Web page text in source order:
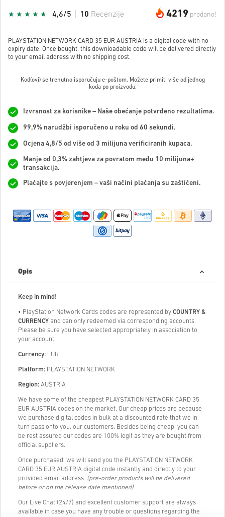
4219 prodano!
4,6/5 10 Recenzije
PLAYSTATION NETWORK CARD 35 EUR AUSTRIA is a digital code with no
expiry date. Once bought, this downloadable code will be delivered directly
to your email address with no shipping cost.
Kod(ovi) se trenutno isporučuju e-poštom. Možete primiti više od jednog
koda po proizvodu.
Izvrsnost za korisnike – Naše obećanje potvrđeno rezultatima.
99,9% narudžbi isporučeno u roku od 60 sekundi.
Ocjena 4,8/5 od više od 3 milijuna verificiranih kupaca.
Manje od 0,3% zahtjeva za povratom među 10 milijuna+
transakcija.
Plaćajte s povjerenjem – vaši načini plaćanja su zaštićeni.
Opis
Keep in mind!
• PlayStation Network Cards codes are represented by COUNTRY &
CURRENCY and can only redeemed via corresponding accounts.
Please be sure you have selected appropriately in association to
your account.
Currency: EUR
Platform: PLAYSTATION NETWORK
Region: AUSTRIA
We have some of the cheapest PLAYSTATION NETWORK CARD 35
EUR AUSTRIA codes on the market. Our cheap prices are because
we purchase digital codes in bulk at a discounted rate that we in
turn pass onto you, our customers. Besides being cheap, you can
be rest assured our codes are 100% legit as they are bought from
official suppliers.
Once purchased, we will send you the PLAYSTATION NETWORK
CARD 35 EUR AUSTRIA digital code instantly and directly to your
provided email address. (pre-order products will be delivered
before or on the release date mentioned)
Our Live Chat (24/7) and excellent customer support are always
available in case you have any trouble or questions regarding the